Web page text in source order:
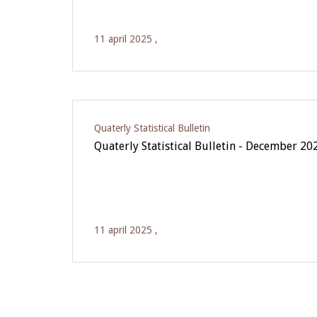
11 april 2025 ,
Quaterly Statistical Bulletin
Quaterly Statistical Bulletin - December
11 april 2025 ,